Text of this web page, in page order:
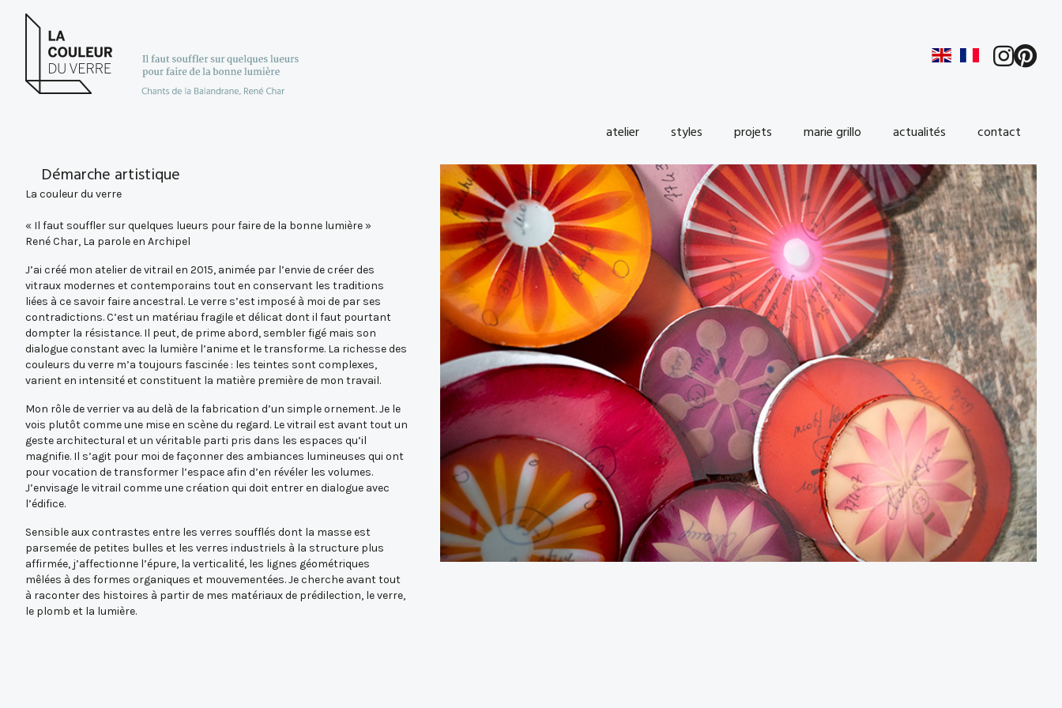
atelier styles projets marie grillo actualités contact
Démarche artistique
La couleur du verre
« Il faut souffler sur quelques lueurs pour faire de la bonne lumière »
René Char, La parole en Archipel
J’ai créé mon atelier de vitrail en 2015, animée par l’envie de créer des
vitraux modernes et contemporains tout en conservant les traditions
liées à ce savoir faire ancestral. Le verre s’est imposé à moi de par ses
contradictions. C’est un matériau fragile et délicat dont il faut pourtant
dompter la résistance. Il peut, de prime abord, sembler figé mais son
dialogue constant avec la lumière l’anime et le transforme. La richesse des
couleurs du verre m’a toujours fascinée : les teintes sont complexes,
varient en intensité et constituent la matière première de mon travail.
Mon rôle de verrier va au delà de la fabrication d’un simple ornement. Je le
vois plutôt comme une mise en scène du regard. Le vitrail est avant tout un
geste architectural et un véritable parti pris dans les espaces qu’il
magnifie. Il s’agit pour moi de façonner des ambiances lumineuses qui ont
pour vocation de transformer l’espace afin d’en révéler les volumes.
J’envisage le vitrail comme une création qui doit entrer en dialogue avec
l’édifice.
Sensible aux contrastes entre les verres soufflés dont la masse est
parsemée de petites bulles et les verres industriels à la structure plus
affirmée, j’affectionne l’épure, la verticalité, les lignes géométriques
mêlées à des formes organiques et mouvementées. Je cherche avant tout
à raconter des histoires à partir de mes matériaux de prédilection, le verre,
le plomb et la lumière.